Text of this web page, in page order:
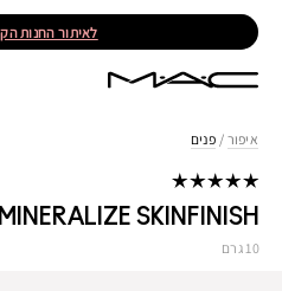
לאיתור החנות
איפור / פנים
MINERALIZE SKINFINISH
10 גרם